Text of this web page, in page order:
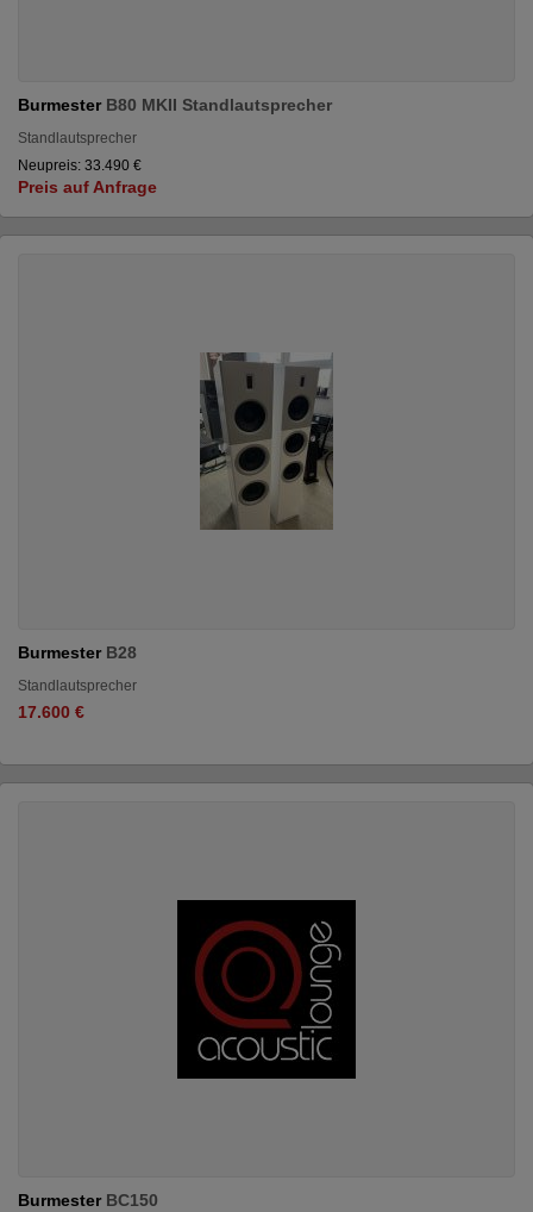
Burmester B80 MKII Standlautsprecher
Standlautsprecher
Neupreis: 33.490 €
Preis auf Anfrage
Burmester B28
Standlautsprecher
17.600 €
Burmester BC150